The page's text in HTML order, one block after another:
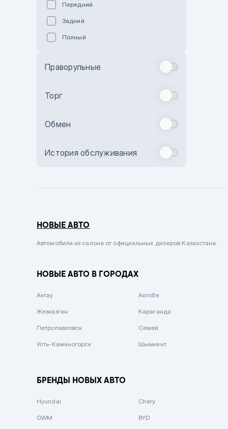
Бежевый
Комбинированный
Сиреневый металлик
Вишневый
Зеленый металлик
Передний
Задний
Полный
Праворульные
Торг
Обмен
История обслуживания
НОВЫЕ АВТО
Автомобили из салона от официальных дилеров Казахстана.
НОВЫЕ АВТО В ГОРОДАХ
Актау Актобе
Жезказган Караганда
Петропавловск Семей
Усть-Каменогорск Шымкент
БРЕНДЫ НОВЫХ АВТО
Hyundai Chery
GWM BYD